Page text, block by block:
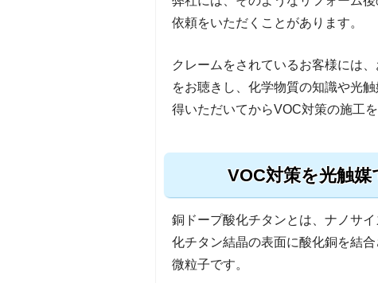
依頼をいただくことがあります。
クレームをされているお客様には
をお聴きし、化学物質の知識や光
得いただいてからVOC対策の施工
VOC対策を光触
銅ドープ酸化チタンとは、ナノサイ
化チタン結晶の表面に酸化銅を結合
微粒子です。